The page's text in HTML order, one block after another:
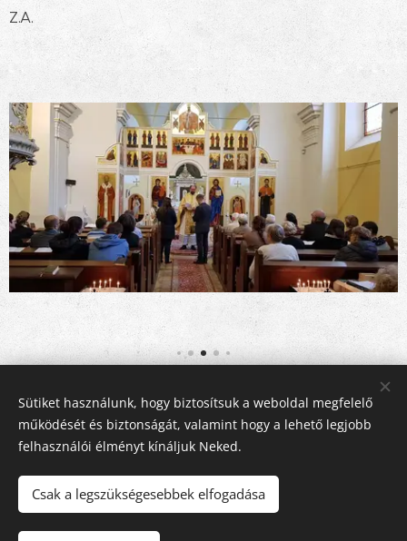
Z.A.
Share
© 2016-2026 Pécsi Görögkatolikus Parókia | 7624 Pécs, Alajos u.
Sütiket használunk, hogy biztosítsuk a weboldal megfelelő
működését és biztonságát, valamint hogy a lehető legjobb
felhasználói élményt kínáljuk Neked.
Csak a legszükségesebbek elfogadása